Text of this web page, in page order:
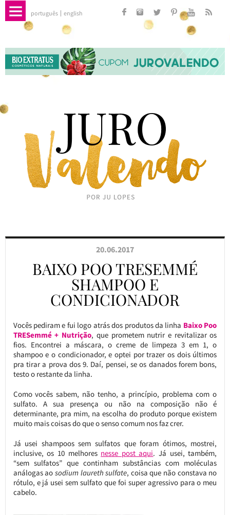
português english
20.06.2017
BAIXO POO TRESEMMÉ
SHAMPOO E
CONDICIONADOR
Vocês pediram e fui logo atrás dos produtos da linha Baixo Poo
TRESemmé + Nutrição, que prometem nutrir e revitalizar os
fios. Encontrei a máscara, o creme de limpeza 3 em 1, o
shampoo e o condicionador, e optei por trazer os dois últimos
pra tirar a prova dos 9. Daí, pensei, se os danados forem bons,
testo o restante da linha.
Como vocês sabem, não tenho, a princípio, problema com o
sulfato. A sua presença ou não na composição não é
determinante, pra mim, na escolha do produto porque existem
muito mais coisas do que o senso comum nos faz crer.
Já usei shampoos sem sulfatos que foram ótimos, mostrei,
inclusive, os 10 melhores nesse post aqui. Já usei, também,
“sem sulfatos” que continham substâncias com moléculas
análogas ao sodium laureth sulfate, coisa que não constava no
rótulo, e já usei sem sulfato que foi super agressivo para o meu
cabelo.